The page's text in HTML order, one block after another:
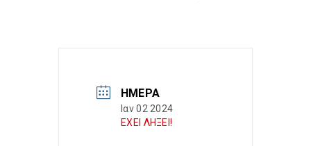
ΗΜΈΡΑ
Ιαν 02 2024
ΕΧΕΙ ΛΗΞΕΙ!